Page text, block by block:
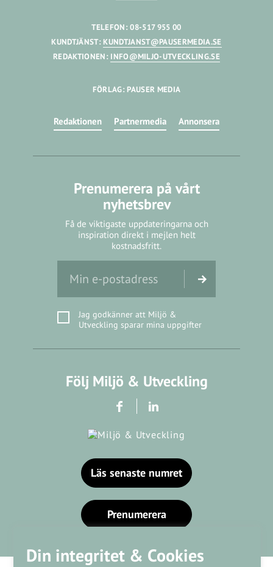
Din integritet & Cookies
TELEFON: 08-517 955 00
KUNDTJÄNST: KUNDTJANST@PAUSERMEDIA.SE
REDAKTIONEN: INFO@MILJO-UTVECKLING.SE
FÖRLAG: PAUSER MEDIA
Redaktionen Partnermedia Annonsera
Prenumerera på vårt
nyhetsbrev
Få de viktigaste uppdateringarna och
inspiration direkt i mejlen helt
kostnadsfritt.
Jag godkänner att Miljö &
Utveckling sparar mina uppgifter
Följ Miljö & Utveckling
Läs senaste numret
Prenumerera